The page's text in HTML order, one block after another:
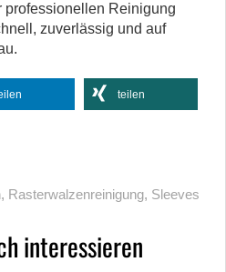
professionellen Reinigung
zuverlässig und auf
teilen
, Rasterwalzenreinigung, Sleeves
interessieren